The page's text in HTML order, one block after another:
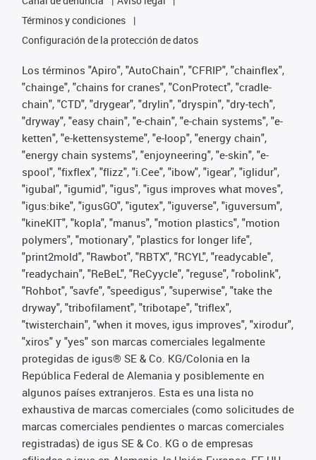
Términos y condiciones
Configuración de la protección de datos
Los términos "Apiro", "AutoChain", "CFRIP", "chainflex",
"chainge", "chains for cranes", "ConProtect", "cradle-
chain", "CTD", "drygear", "drylin", "dryspin", "dry-tech",
"dryway", "easy chain", "e-chain", "e-chain systems", "e-
ketten", "e-kettensysteme", "e-loop", "energy chain",
"energy chain systems", "enjoyneering", "e-skin", "e-
spool", "fixflex", "flizz", "i.Cee", "ibow", "igear", "iglidur",
"igubal", "igumid", "igus", "igus improves what moves",
"igus:bike", "igusGO", "igutex", "iguverse", "iguversum",
"kineKIT", "kopla", "manus", "motion plastics", "motion
polymers", "motionary", "plastics for longer life",
"print2mold", "Rawbot", "RBTX", "RCYL", "readycable",
"readychain", "ReBeL", "ReCyycle", "reguse", "robolink",
"Rohbot", "savfe", "speedigus", "superwise", "take the
dryway", "tribofilament", "tribotape", "triflex",
"twisterchain", "when it moves, igus improves", "xirodur",
"xiros" y "yes" son marcas comerciales legalmente
protegidas de igus® SE & Co. KG/Colonia en la
República Federal de Alemania y posiblemente en
algunos países extranjeros. Esta es una lista no
exhaustiva de marcas comerciales (como solicitudes de
marcas comerciales pendientes o marcas comerciales
registradas) de igus SE & Co. KG o de empresas